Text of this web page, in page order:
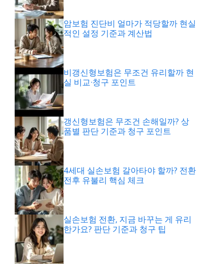
암보험 진단비 얼마가 적당할까 현실
적인 설정 기준과 계산법
비갱신형보험은 무조건 유리할까 현
실 비교·청구 포인트
갱신형보험은 무조건 손해일까? 상
품별 판단 기준과 청구 포인트
4세대 실손보험 갈아타야 할까? 전환
전후 유불리 핵심 체크
실손보험 전환, 지금 바꾸는 게 유리
한가요? 판단 기준과 청구 팁